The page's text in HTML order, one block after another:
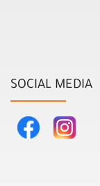
SOCIAL MEDIA